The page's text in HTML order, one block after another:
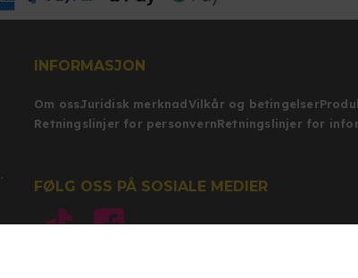
INFORMASJON
Om ossJuridisk merknadVilkår og betingelser
Retningslinjer for personvernRetningslinjer for
FØLG OSS PÅ SOSIALE MEDIER